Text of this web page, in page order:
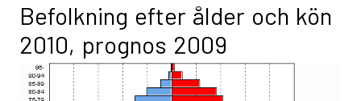
Befolkning efter ålder och kön
2010, prognos 2009